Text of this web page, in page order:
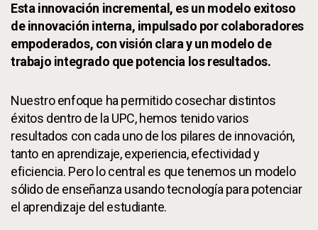
Esta innovación incremental, es un modelo exitoso
de innovación interna, impulsado por colaboradores
empoderados, con visión clara y un modelo de
trabajo integrado que potencia los resultados.
Nuestro enfoque ha permitido cosechar distintos
éxitos dentro de la UPC, hemos tenido varios
resultados con cada uno de los pilares de innovación,
tanto en aprendizaje, experiencia, efectividad y
eficiencia. Pero lo central es que tenemos un modelo
sólido de enseñanza usando tecnología para potenciar
el aprendizaje del estudiante.